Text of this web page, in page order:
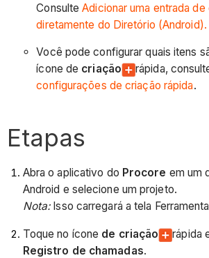
ConsulteAdicionar uma entrada
diretamente do Diretório (Android).
Você pode configurar quais itens
ícone de criação rápida,
configurações de criação rápida.
Etapas
Abra o aplicativo do Procore em um
Android e selecione um projeto.
Nota:Isso carregará a tela
Toque no ícone de criação
rápida
Registro de chamadas.